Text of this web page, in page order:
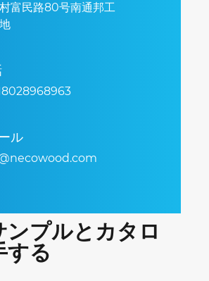
富民路80号南通邦工
ル
ンプルとカタロ
する